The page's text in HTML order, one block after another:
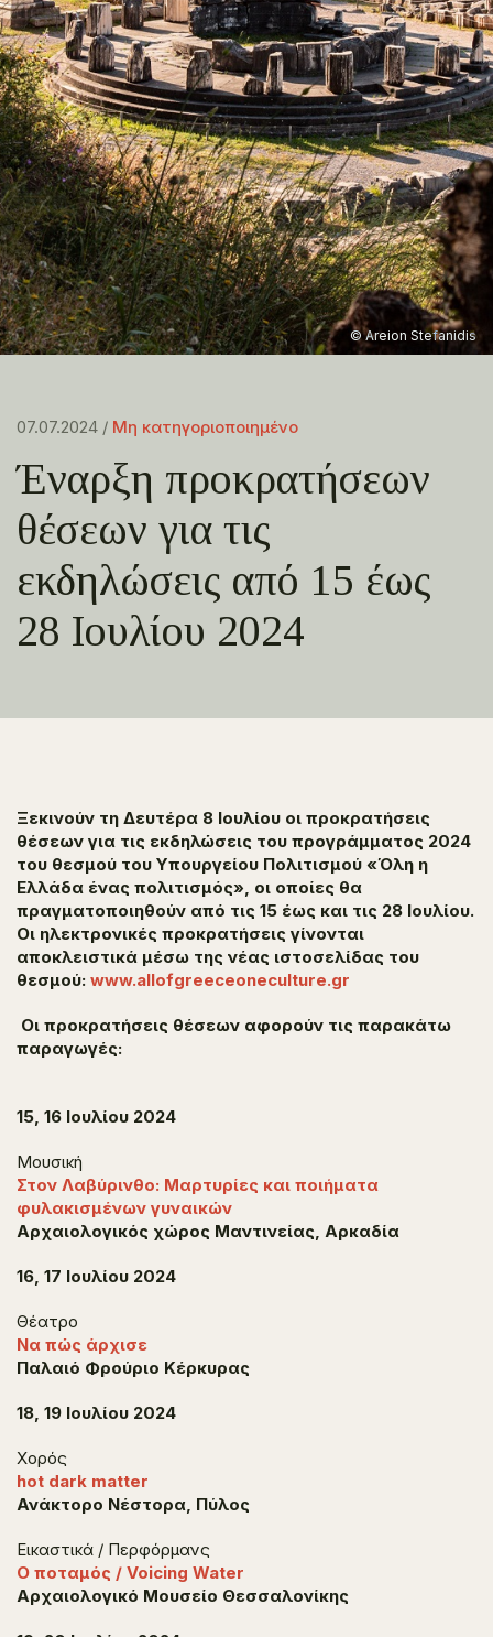
© Areion Stefanidis
07.07.2024 / Μη κατηγοριοποιημένο
Έναρξη προκρατήσεων
θέσεων για τις
εκδηλώσεις από 15 έως
28 Ιουλίου 2024
Ξεκινούν τη Δευτέρα 8 Ιουλίου οι προκρατήσεις
θέσεων για τις εκδηλώσεις του προγράμματος 2024
του θεσμού του Υπουργείου Πολιτισμού «Όλη η
Ελλάδα ένας πολιτισμός», οι οποίες θα
πραγματοποιηθούν από τις 15 έως και τις 28 Ιουλίου.
Οι ηλεκτρονικές προκρατήσεις γίνονται
αποκλειστικά μέσω της νέας ιστοσελίδας του
θεσμού: www.allofgreeceoneculture.gr
Οι προκρατήσεις θέσεων αφορούν τις παρακάτω
παραγωγές:
15, 16 Ιουλίου 2024
Μουσική
Στον Λαβύρινθο: Μαρτυρίες και ποιήματα
φυλακισμένων γυναικών
Αρχαιολογικός χώρος Μαντινείας, Αρκαδία
16, 17 Ιουλίου 2024
Θέατρο
Να πώς άρχισε
Παλαιό Φρούριο Κέρκυρας
18, 19 Ιουλίου 2024
Χορός
hot dark matter
Ανάκτορο Νέστορα, Πύλος
Εικαστικά / Περφόρμανς
Ο ποταμός / Voicing Water
Αρχαιολογικό Μουσείο Θεσσαλονίκης